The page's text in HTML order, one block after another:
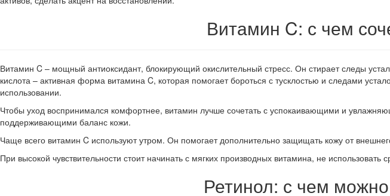
Витамин C: с чем
Витамин C – мощный антиоксидант, блокирующий окислительный стресс. Он стирает следы
кислота – активная форма витамина C, которая помогает бороться с тусклостью и следами
использовании.
Чтобы уход воспринимался комфортнее, витамин лучше сочетать с успокаивающими и
поддерживающими баланс кожи.
Чаще всего витамин C используют утром. Он помогает дополнительно защищать кожу от
При высокой чувствительности стоит начинать с мягких производных витамина, не использовать
Ретинол: с чем